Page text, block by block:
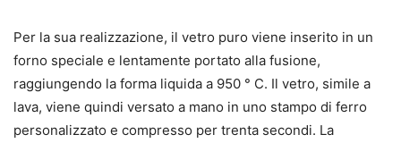
Per la sua realizzazione, il vetro puro viene inserito in un
forno speciale e lentamente portato alla fusione,
raggiungendo la forma liquida a 950 ° C. Il vetro, simile a
lava, viene quindi versato a mano in uno stampo di ferro
personalizzato e compresso per trenta secondi. La